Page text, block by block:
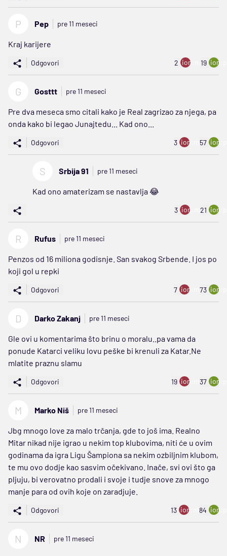
P Pep pre 11 meseci
Kraj karijere
Odgovori 2 ion:minus
19
G Gosttt pre 11 meseci
Pre dva meseca smo citali kako je Real zagrizao za njega, pa
onda kako bi legao Junajtedu... Kad ono...
Odgovori 3 ion:minus
57
S Srbija 91 pre 11 meseci
Kad ono amaterizam se nastavlja 😂
3 ion:minus
21
R Rufus pre 11 meseci
Penzos od 16 miliona godisnje. San svakog Srbende. I jos po
koji gol u repki
Odgovori 7 ion:minus
73
D Darko Zakanj pre 11 meseci
Gle ovi u komentarima što brinu o moralu..pa vama da
ponude Katarci veliku lovu peške bi krenuli za Katar.Ne
mlatite praznu slamu
Odgovori 19 ion:minus
37
M Marko Niš pre 11 meseci
Jbg mnogo love za malo trčanja, gde to još ima. Realno
Mitar nikad nije igrao u nekim top klubovima, niti će u ovim
godinama da igra Ligu Šampiona sa nekim ozbiljnim klubom,
te mu ovo dodje kao sasvim očekivano. Inače, svi ovi što ga
pljuju, bi verovatno prodali i svoje i tudje snove za mnogo
manje para od ovih koje on zaradjuje.
Odgovori 13 ion:minus
84
N NR pre 11 meseci